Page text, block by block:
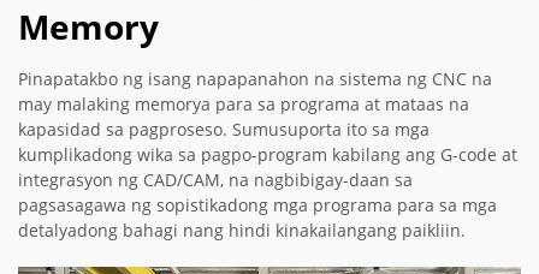
Memory
Pinapatakbo ng isang napapanahon na sistema ng CNC na
may malaking memorya para sa programa at mataas na
kapasidad sa pagproseso. Sumusuporta ito sa mga
kumplikadong wika sa pagpo-program kabilang ang G-code at
integrasyon ng CAD/CAM, na nagbibigay-daan sa
pagsasagawa ng sopistikadong mga programa para sa mga
detalyadong bahagi nang hindi kinakailangang paikliin.